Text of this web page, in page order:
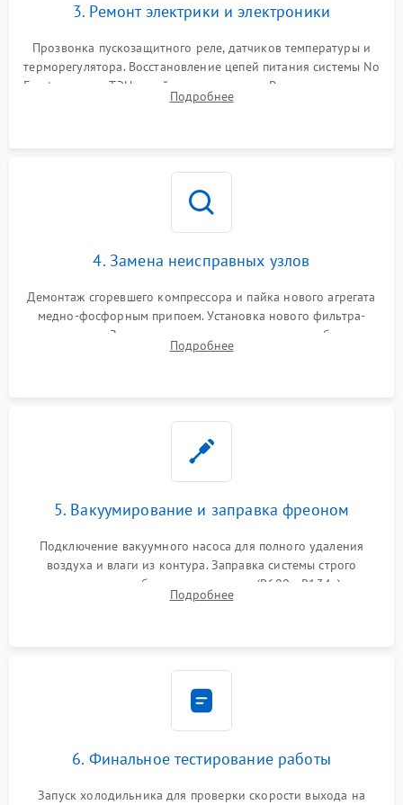
3. Ремонт электрики и электроники
Прозвонка пускозащитного реле, датчиков температуры и
терморегулятора. Восстановление цепей питания системы No
Frost, включая ТЭН оттайки и вентилятор. Ремонт или замена
платы управления при сбоях алгоритмов.
Подробнее
4. Замена неисправных узлов
Демонтаж сгоревшего компрессора и пайка нового агрегата
медно-фосфорным припоем. Установка нового фильтра-
осушителя. Замена изношенных вентиляторов обдува,
сломанных заслонок или поврежденных дверных петель.
Подробнее
5. Вакуумирование и заправка фреоном
Подключение вакуумного насоса для полного удаления
воздуха и влаги из контура. Заправка системы строго
дозированным объемом хладагента (R600a, R134a) по
электронным весам. Контроль рабочего давления в системе.
Подробнее
6. Финальное тестирование работы
Запуск холодильника для проверки скорости выхода на